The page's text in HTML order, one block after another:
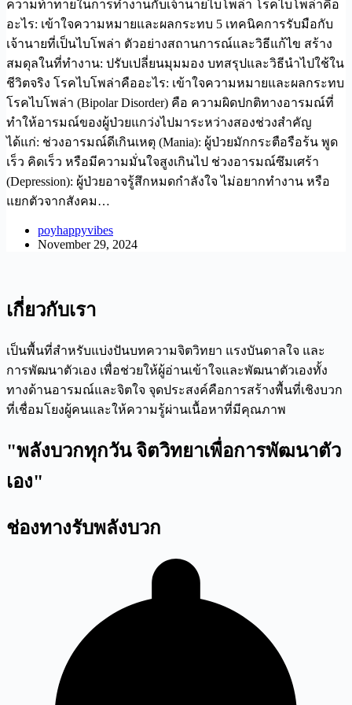
ความท้าทายในการทำงานกับเจ้านายไบโพล่า โรคไบโพล่าคือ
อะไร: เข้าใจความหมายและผลกระทบ 5 เทคนิคการรับมือกับ
เจ้านายที่เป็นไบโพล่า ตัวอย่างสถานการณ์และวิธีแก้ไข สร้าง
สมดุลในที่ทำงาน: ปรับเปลี่ยนมุมมอง บทสรุปและวิธีนำไปใช้ใน
ชีวิตจริง โรคไบโพล่าคืออะไร: เข้าใจความหมายและผลกระทบ
โรคไบโพล่า (Bipolar Disorder) คือ ความผิดปกติทางอารมณ์ที่
ทำให้อารมณ์ของผู้ป่วยแกว่งไปมาระหว่างสองช่วงสำคัญ
ได้แก่: ช่วงอารมณ์ดีเกินเหตุ (Mania): ผู้ป่วยมักกระตือรือร้น พูด
เร็ว คิดเร็ว หรือมีความมั่นใจสูงเกินไป ช่วงอารมณ์ซึมเศร้า
(Depression): ผู้ป่วยอาจรู้สึกหมดกำลังใจ ไม่อยากทำงาน หรือ
แยกตัวจากสังคม…
poyhappyvibes
November 29, 2024
เกี่ยวกับเรา
เป็นพื้นที่สำหรับแบ่งปันบทความจิตวิทยา แรงบันดาลใจ และ
การพัฒนาตัวเอง เพื่อช่วยให้ผู้อ่านเข้าใจและพัฒนาตัวเองทั้ง
ทางด้านอารมณ์และจิตใจ จุดประสงค์คือการสร้างพื้นที่เชิงบวก
ที่เชื่อมโยงผู้คนและให้ความรู้ผ่านเนื้อหาที่มีคุณภาพ
"พลังบวกทุกวัน จิตวิทยาเพื่อการพัฒนาตัว
เอง"
ช่องทางรับพลังบวก